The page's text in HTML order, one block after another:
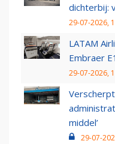
dichterbij:
29-07-2026,
LATAM
Embraer
29-07-2026,
middel’
29-07-